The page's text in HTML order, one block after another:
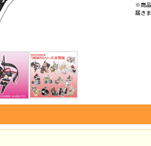
※商
届き